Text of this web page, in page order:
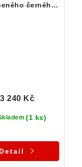
černého
(1 ks)
3 240 Kč
Detail